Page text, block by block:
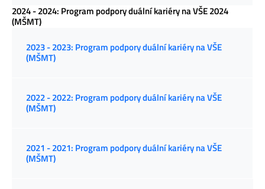
2024 - 2024: Program podpory duální kariéry na VŠE 2024
(MŠMT)
2023 - 2023: Program podpory duální kariéry na VŠE
(MŠMT)
2022 - 2022: Program podpory duální kariéry na VŠE
(MŠMT)
2021 - 2021: Program podpory duální kariéry na VŠE
(MŠMT)